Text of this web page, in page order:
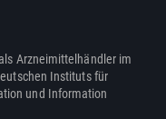
Arzneimittelhändler im
Instituts für
und Information